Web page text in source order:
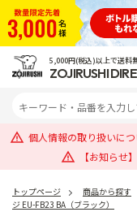
5,000円(税込)以上で送料
ZOJIRUSHI
個人情報の取り扱いに
【お知らせ
トップページ 商品から探す
ジ EU-FB23 BA（ブラック）